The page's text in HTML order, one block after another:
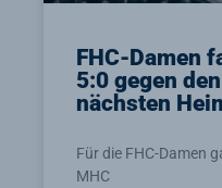
FHC-Damen
5:0 gegen
nächsten
Für die FHC-Damen
MHC